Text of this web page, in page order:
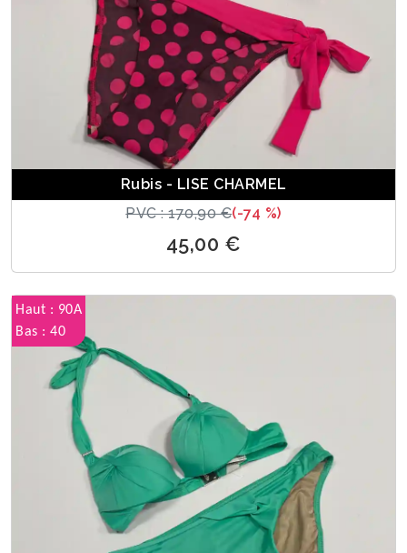
Rubis - LISE CHARMEL
PVC : 170,90 €(-74 %)
45,00 €
Haut : 90A
Bas : 40